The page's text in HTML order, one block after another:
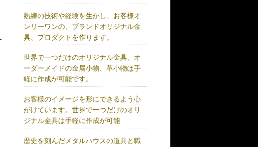
熟練の技術や経験を生かし、お客様オ
ンリーワンの、ブランドオリジナル金
具、プロダクトを作ります。
世界で一つだけのオリジナル金具、オ
ーダーメイドの金属小物、革小物は手
軽に作成が可能です。
お客様のイメージを形にできるよう心
がけています。世界で一つだけのオリ
ジナル金具は手軽に作成が可能
歴史を刻んだメタルハウスの道具と職